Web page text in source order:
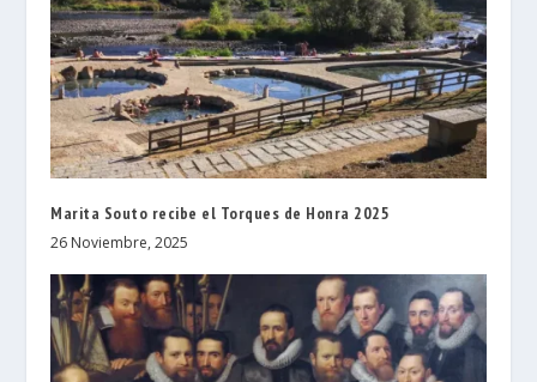
Marita Souto recibe el Torques de Honra 2025
26 Noviembre, 2025